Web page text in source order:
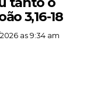
3,16-18
as 9:34 am